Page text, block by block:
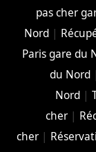
pas cher
Nord |
Paris gare du
du Nord
Nord |
cher |
cher|